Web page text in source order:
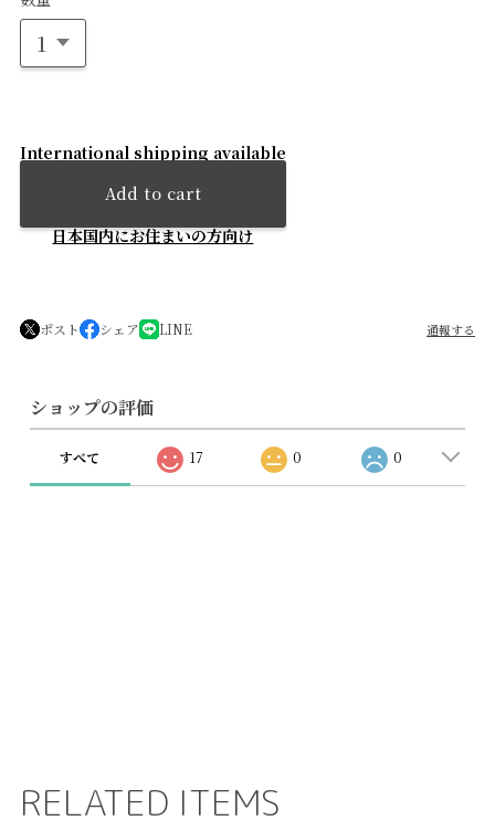
International shipping available
Add to cart
日本国内にお住まいの方向け
ポスト シェア LINE 通報する
ショップの評価
すべて 17 0 0
RELATED ITEMS